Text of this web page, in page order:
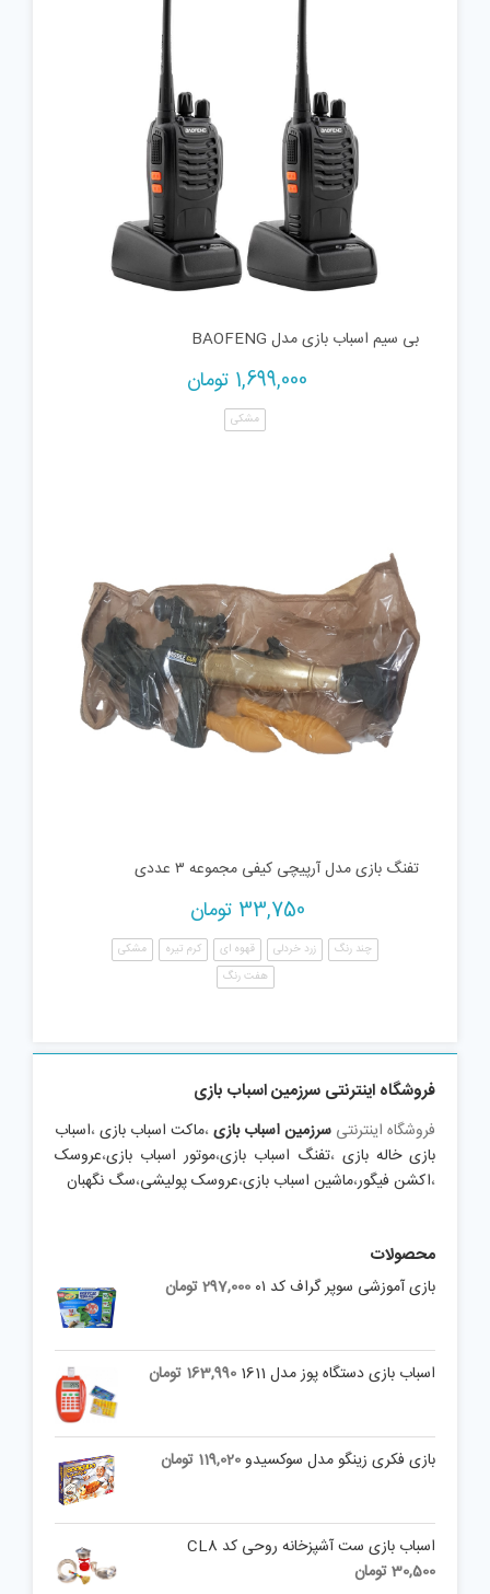
بی سیم اسباب بازی مدل BAOFENG
1,699,000 تومان
مشکی
تفنگ بازی مدل آرپیچی کیفی مجموعه ۳ عددی
33,750 تومان
چند رنگ زرد خردلی قهوه ای کرم تیره
مشکی
هفت رنگ
فروشگاه اینترنتی سرزمین اسباب بازی
فروشگاه اینترنتی سرزمین اسباب بازی،ماکت اسباب بازی،اسباب
بازی خاله بازی ،تفنگ اسباب بازی،موتور اسباب بازی،عروسک
،اکشن فیگور،ماشین اسباب بازی،عروسک پولیشی،سگ نگهبان
محصولات
بازی آموزشی سوپر گراف کد ۰۱ 297,000تومان
اسباب بازی دستگاه پوز مدل 1611 163,990 تومان
بازی فکری زینگو مدل سوکسیدو 119,020 تومان
اسباب بازی ست آشپزخانه روحی کد CL8
30,500تومان